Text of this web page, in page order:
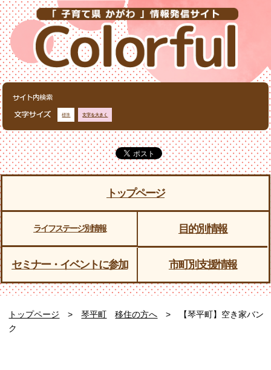
標準 文字を大きく
トップページ
ライフステージ別情報 目的別情報
セミナー・イベントに参加 市町別支援情報
トップページ >琴平町 移住の方へ > 【琴平町】空き家バン
ク